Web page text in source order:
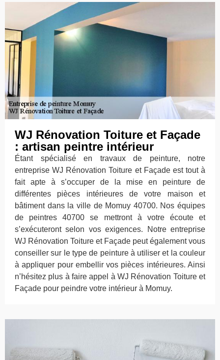
WJ Rénovation Toiture et Façade
: artisan peintre intérieur
Étant spécialisé en travaux de peinture, notre
entreprise WJ Rénovation Toiture et Façade est tout à
fait apte à s’occuper de la mise en peinture de
différentes pièces intérieures de votre maison et
bâtiment dans la ville de Momuy 40700. Nos équipes
de peintres 40700 se mettront à votre écoute et
s’exécuteront selon vos exigences. Notre entreprise
WJ Rénovation Toiture et Façade peut également vous
conseiller sur le type de peinture à utiliser et la couleur
à appliquer pour embellir vos pièces intérieures. Ainsi
n’hésitez plus à faire appel à WJ Rénovation Toiture et
Façade pour peindre votre intérieur à Momuy.